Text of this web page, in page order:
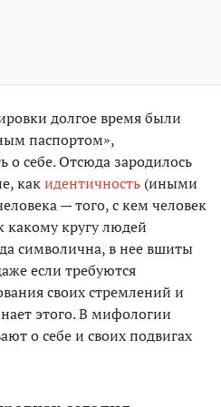
долгое время были
паспортом»,
о себе. Отсюда зародилось
какидентичность (иными
— того, с кем человек
какому кругу людей
символична, в нее вшиты
если требуются
своих стремлений и
этого. В мифологии
о себе и своих подвигах